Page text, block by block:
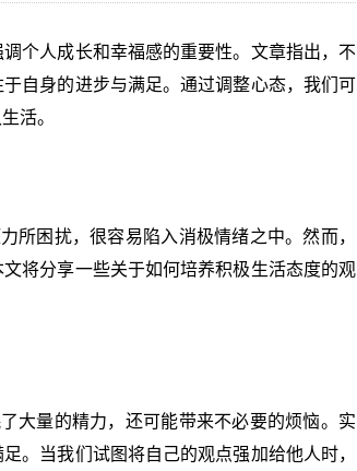
个人成长和幸福感的重要性。文章指出，不
自身的进步与满足。通过调整心态，我们可
活。
困扰，很容易陷入消极情绪之中。然而，
将分享一些关于如何培养积极生活态度的观
量的精力，还可能带来不必要的烦恼。实
。当我们试图将自己的观点强加给他人时，